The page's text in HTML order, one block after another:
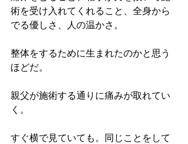
術を受け入れてくれること、全身から
でる優しさ、人の温かさ。
整体をするために生まれたのかと思う
ほどだ。
親父が施術する通りに痛みが取れてい
く。
すぐ横で見ていても。同じことをして